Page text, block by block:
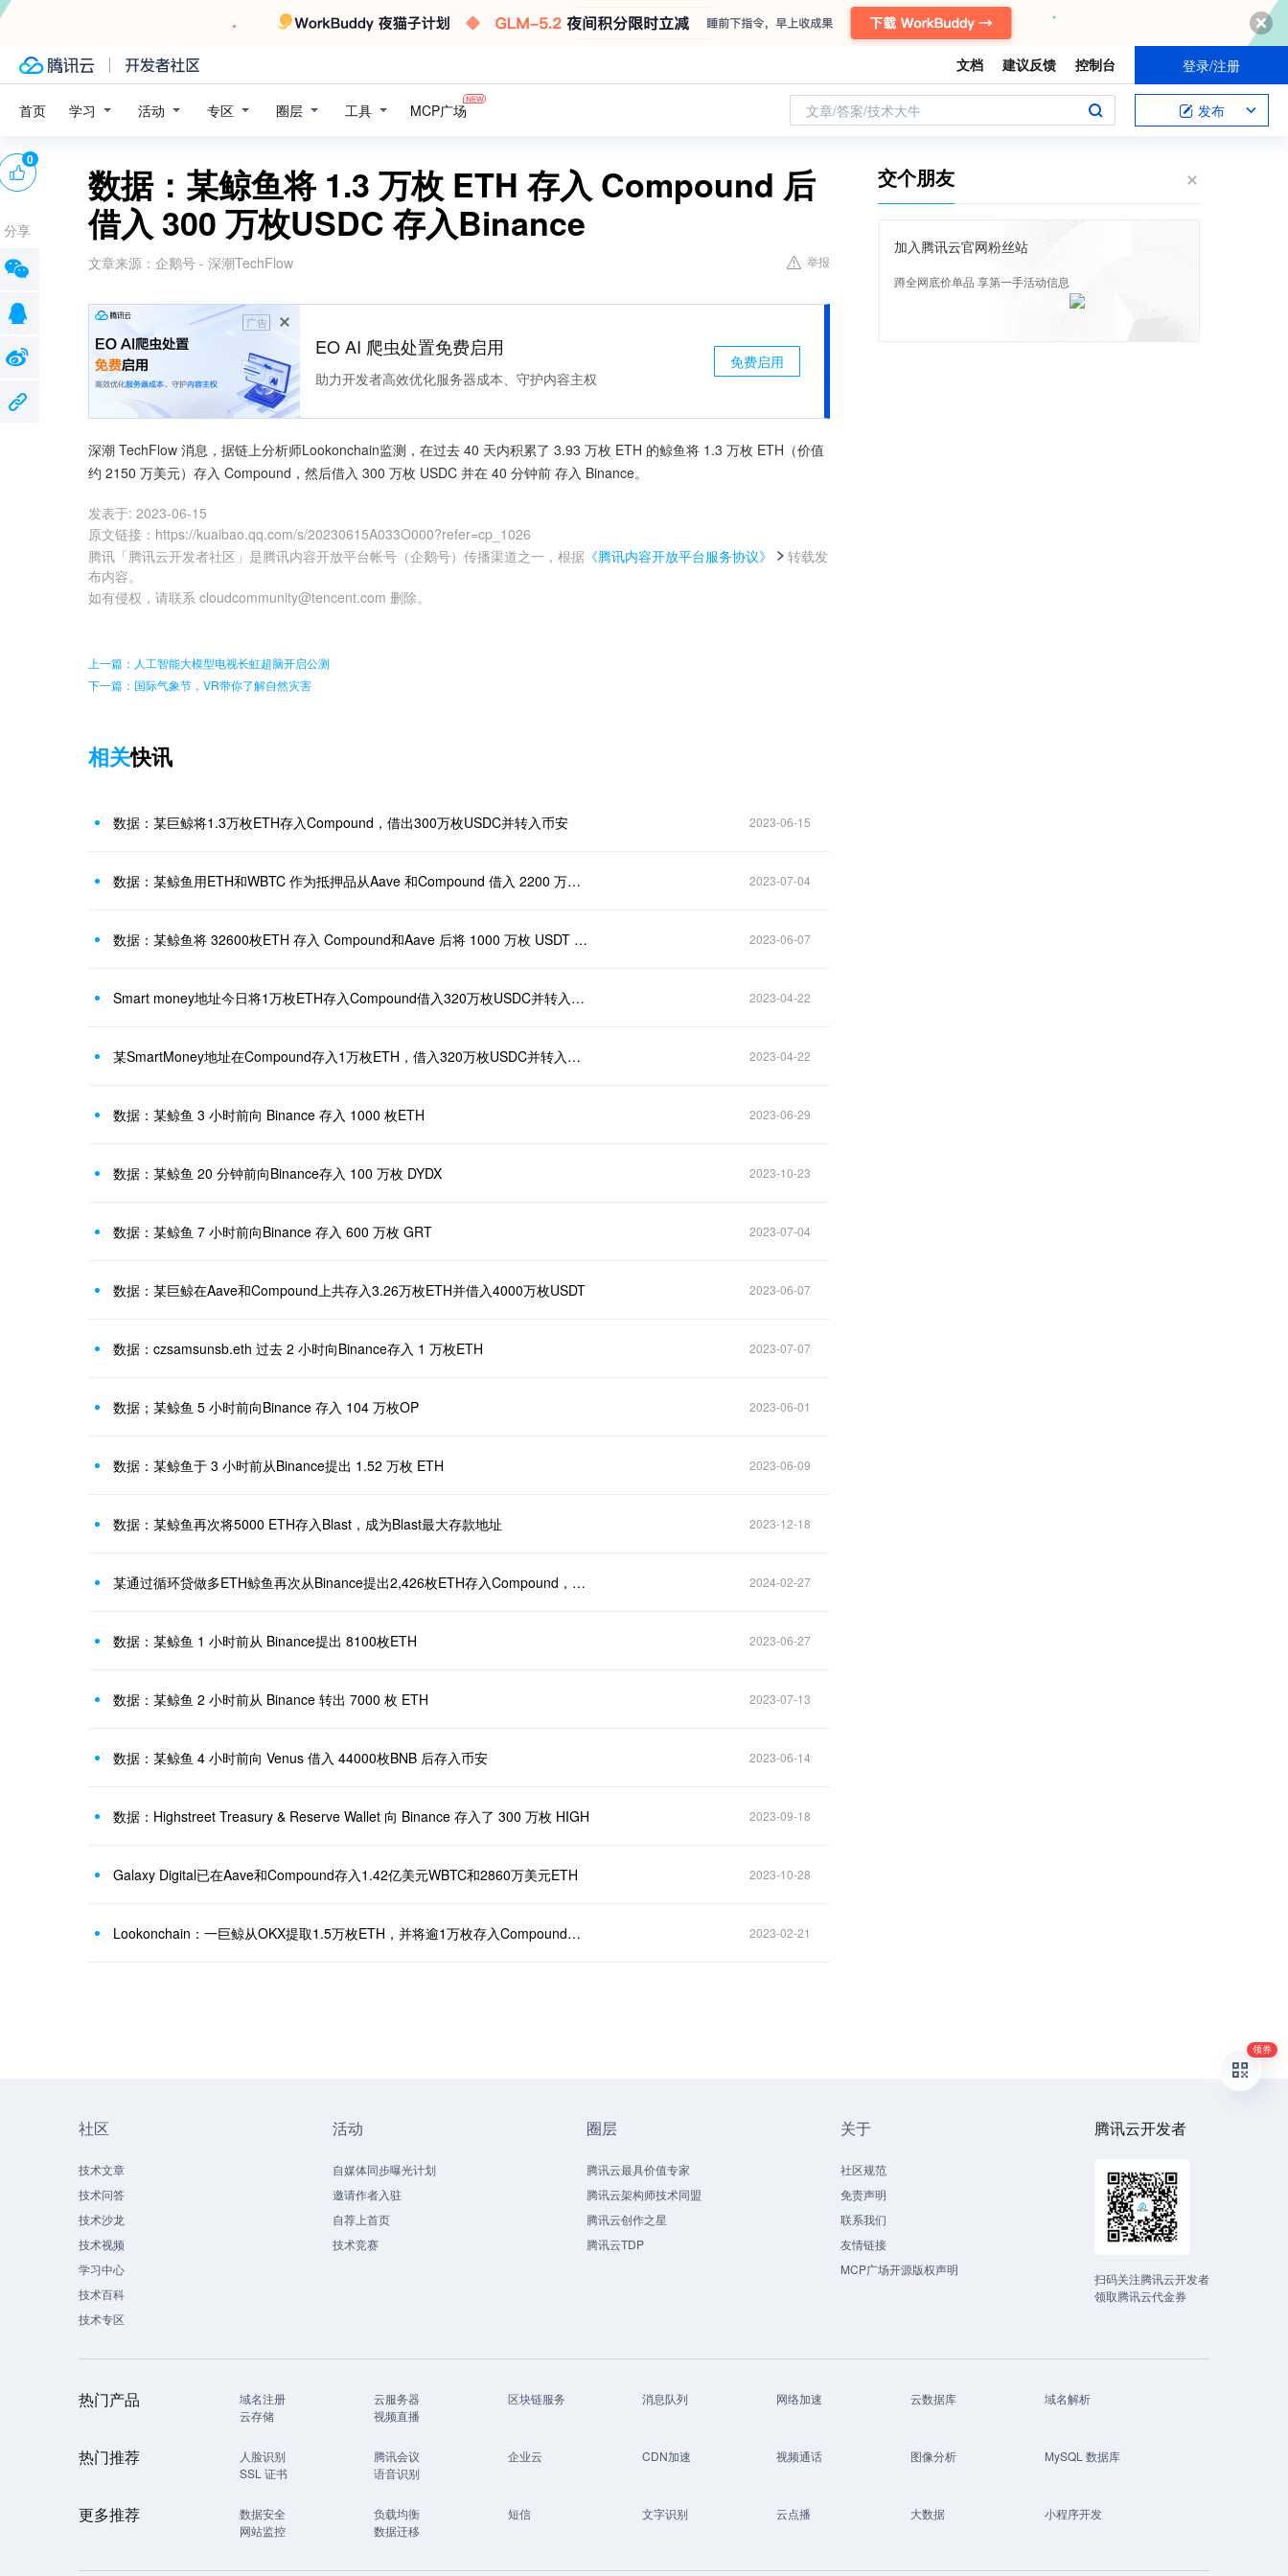
文档 建议反馈 控制台 登录/注册
首页 学习 活动 专区 圈层 工具 MCP广场 文章/答案/技术大牛 发布
数据：某鲸鱼将 1.3 万枚 ETH 存入 Compound 后
借入 300 万枚USDC 存入Binance
文章来源： 企鹅号 - 深潮TechFlow 举报
广告
EO AI 爬虫处置免费启用
助力开发者高效优化服务器成本、守护内容主权
免费启用
深潮 TechFlow 消息，据链上分析师Lookonchain监测，在过去 40 天内积累了 3.93 万枚 ETH 的鲸鱼将 1.3 万枚 ETH（价值
约 2150 万美元）存入 Compound，然后借入 300 万枚 USDC 并在 40 分钟前 存入 Binance。
发表于: 2023-06-15
原文链接 ： https://kuaibao.qq.com/s/20230615A033O000?refer=cp_1026
腾讯「腾讯云开发者社区」是腾讯内容开放平台帐号（企鹅号）传播渠道之一，根据 《腾讯内容开放平台服务协议》
转载发
布内容。
如有侵权，请联系 cloudcommunity@tencent.com 删除。
0
分享
上一篇：人工智能大模型电视长虹超脑开启公测
下一篇：国际气象节，VR带你了解自然灾害
相关快讯
数据：某巨鲸将1.3万枚ETH存入Compound，借出300万枚USDC并转入币安 2023-06-15
数据：某鲸鱼用ETH和WBTC 作为抵押品从Aave 和Compound 借入 2200 万枚 USDC 2023-07-04
数据：某鲸鱼将 32600枚ETH 存入 Compound和Aave 后将 1000 万枚 USDT 存入 Binance 2023-06-07
Smart money地址今日将1万枚ETH存入Compound借入320万枚USDC并转入Binance 2023-04-22
某SmartMoney地址在Compound存入1万枚ETH，借入320万枚USDC并转入币安 2023-04-22
数据：某鲸鱼 3 小时前向 Binance 存入 1000 枚ETH 2023-06-29
数据：某鲸鱼 20 分钟前向Binance存入 100 万枚 DYDX 2023-10-23
数据：某鲸鱼 7 小时前向Binance 存入 600 万枚 GRT 2023-07-04
数据：某巨鲸在Aave和Compound上共存入3.26万枚ETH并借入4000万枚USDT 2023-06-07
数据：czsamsunsb.eth 过去 2 小时向Binance存入 1 万枚ETH 2023-07-07
数据；某鲸鱼 5 小时前向Binance 存入 104 万枚OP 2023-06-01
数据：某鲸鱼于 3 小时前从Binance提出 1.52 万枚 ETH 2023-06-09
数据：某鲸鱼再次将5000 ETH存入Blast，成为Blast最大存款地址 2023-12-18
某通过循环贷做多ETH鲸鱼再次从Binance提出2,426枚ETH存入Compound，然后借出500万USDT转入Binance 2024-02-27
数据：某鲸鱼 1 小时前从 Binance提出 8100枚ETH 2023-06-27
数据：某鲸鱼 2 小时前从 Binance 转出 7000 枚 ETH 2023-07-13
数据：某鲸鱼 4 小时前向 Venus 借入 44000枚BNB 后存入币安 2023-06-14
数据：Highstreet Treasury & Reserve Wallet 向 Binance 存入了 300 万枚 HIGH 2023-09-18
Galaxy Digital已在Aave和Compound存入1.42亿美元WBTC和2860万美元ETH 2023-10-28
Lookonchain：一巨鲸从OKX提取1.5万枚ETH，并将逾1万枚存入Compound和Aave 2023-02-21
交个朋友
加入腾讯云官网粉丝站
蹲全网底价单品 享第一手活动信息
社区
技术文章
技术问答
技术沙龙
技术视频
学习中心
技术百科
技术专区
活动
自媒体同步曝光计划
邀请作者入驻
自荐上首页
技术竞赛
圈层
腾讯云最具价值专家
腾讯云架构师技术同盟
腾讯云创作之星
腾讯云TDP
关于
社区规范
免责声明
联系我们
友情链接
MCP广场开源版权声明
腾讯云开发者
扫码关注腾讯云开发者
领取腾讯云代金券
热门产品 域名注册 云服务器 区块链服务 消息队列 网络加速 云数据库
域名解析
云存储
视频直播
热门推荐 人脸识别 腾讯会议 企业云 CDN加速 视频通话 图像分析
MySQL 数据库
SSL 证书
语音识别
更多推荐 数据安全 负载均衡 短信 文字识别 云点播 大数据
小程序开发
网站监控
数据迁移
领券